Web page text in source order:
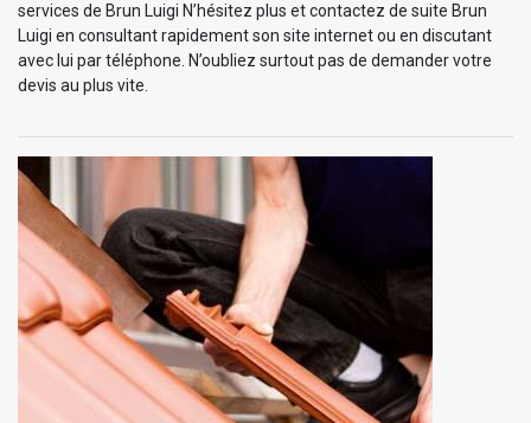
services de Brun Luigi N’hésitez plus et contactez de suite Brun
Luigi en consultant rapidement son site internet ou en discutant
avec lui par téléphone. N’oubliez surtout pas de demander votre
devis au plus vite.